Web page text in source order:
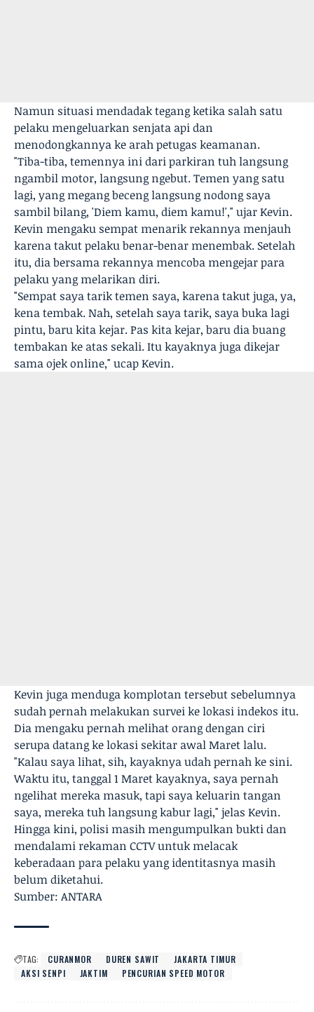
Namun situasi mendadak tegang ketika salah satu
pelaku mengeluarkan senjata api dan
menodongkannya ke arah petugas keamanan.
"Tiba-tiba, temennya ini dari parkiran tuh langsung
ngambil motor, langsung ngebut. Temen yang satu
lagi, yang megang beceng langsung nodong saya
sambil bilang, 'Diem kamu, diem kamu!'," ujar Kevin.
Kevin mengaku sempat menarik rekannya menjauh
karena takut pelaku benar-benar menembak. Setelah
itu, dia bersama rekannya mencoba mengejar para
pelaku yang melarikan diri.
"Sempat saya tarik temen saya, karena takut juga, ya,
kena tembak. Nah, setelah saya tarik, saya buka lagi
pintu, baru kita kejar. Pas kita kejar, baru dia buang
tembakan ke atas sekali. Itu kayaknya juga dikejar
sama ojek online," ucap Kevin.
Kevin juga menduga komplotan tersebut sebelumnya
sudah pernah melakukan survei ke lokasi indekos itu.
Dia mengaku pernah melihat orang dengan ciri
serupa datang ke lokasi sekitar awal Maret lalu.
"Kalau saya lihat, sih, kayaknya udah pernah ke sini.
Waktu itu, tanggal 1 Maret kayaknya, saya pernah
ngelihat mereka masuk, tapi saya keluarin tangan
saya, mereka tuh langsung kabur lagi," jelas Kevin.
Hingga kini, polisi masih mengumpulkan bukti dan
mendalami rekaman CCTV untuk melacak
keberadaan para pelaku yang identitasnya masih
belum diketahui.
Sumber: ANTARA
TAG: CURANMOR DUREN SAWIT
JAKARTA TIMUR
AKSI SENPI
JAKTIM PENCURIAN SPEED MOTOR